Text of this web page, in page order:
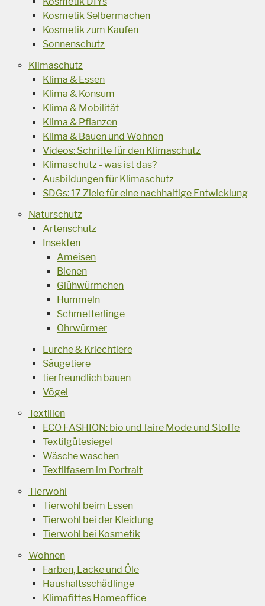
Kosmetik Selbermachen
Kosmetik zum Kaufen
Sonnenschutz
Klimaschutz
Klima & Essen
Klima & Konsum
Klima & Mobilität
Klima & Pflanzen
Klima & Bauen und Wohnen
Videos: Schritte für den Klimaschutz
Klimaschutz - was ist das?
Ausbildungen für Klimaschutz
SDGs: 17 Ziele für eine nachhaltige Entwicklung
Naturschutz
Artenschutz
Insekten
Ameisen
Bienen
Glühwürmchen
Hummeln
Schmetterlinge
Ohrwürmer
Lurche & Kriechtiere
Säugetiere
tierfreundlich bauen
Vögel
Textilien
ECO FASHION: bio und faire Mode und Stoffe
Textilgütesiegel
Wäsche waschen
Textilfasern im Portrait
Tierwohl
Tierwohl beim Essen
Tierwohl bei der Kleidung
Tierwohl bei Kosmetik
Wohnen
Farben, Lacke und Öle
Haushaltsschädlinge
Klimafittes Homeoffice